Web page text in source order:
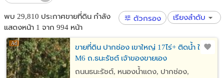
พบ 29,810 ประกาศขายที่ดิน กำลัง
แสดงหน้า 1 จาก 994 หน้า
ตัวกรอง เรียงลำดับ
ขายที่ดิน ปากช่อง เขาใหญ่ 17ไร่+ ติดน้ำ ใกล้
M6 ถ.ธนะรัชต์ เจ้าของขายเอง
ถนนธนะรัชต์​, หนองน้ำแดง, ปากช่อง,